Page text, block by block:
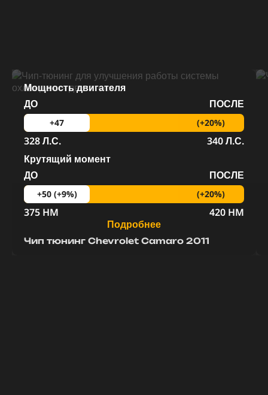
Чип тюнинг Chevrolet Camaro 2011
Мощность двигателя
ДО
ПОСЛЕ
+47 (+20%)
328 Л.С.
340 Л.С.
Крутящий момент
ДО
ПОСЛЕ
+50 (+9%) (+20%)
375 HM
420 HM
Подробнее